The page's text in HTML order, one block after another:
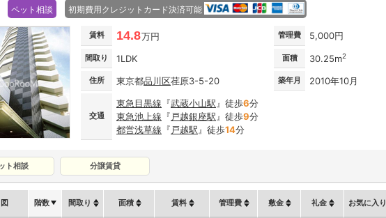
ペット相談 初期費用クレジットカード決済可能
賃料 14.8万円 管理費 5,000円
間取り 1LDK 面積 30.25m2
住所 東京都品川区荏原3-5-20 築年月 2010年10月
交通
東急目黒線 『武蔵小山駅 』徒歩6分
東急池上線 『戸越銀座駅 』徒歩9分
都営浅草線 『戸越駅 』徒歩14分
ト相談 分譲賃貸
階数 間取り 面積 賃料 管理費 敷金 礼金 お気に入り